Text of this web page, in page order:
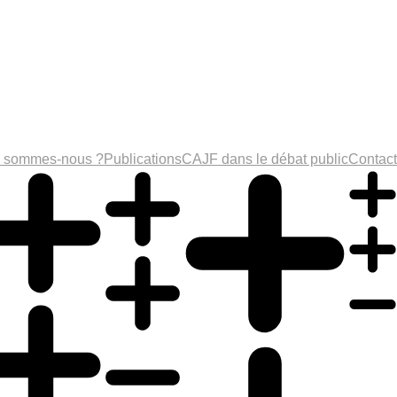
sommes-nous ?PublicationsCAJF dans le débat publicContact